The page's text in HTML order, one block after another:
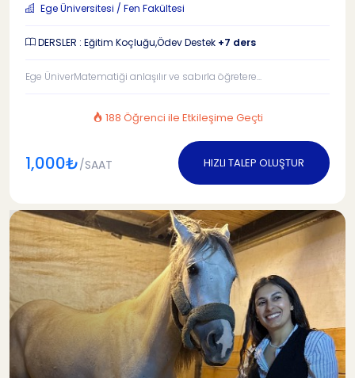
Ege Üniversitesi / Fen Fakültesi
DERSLER : Eğitim Koçluğu,Ödev Destek +7 ders
Ege ÜniverMatematiği anlaşılır ve sabırla öğretere...
188 Öğrenci ile Etkileşime Geçti
1,000₺/SAAT HIZLI TALEP OLUŞTUR